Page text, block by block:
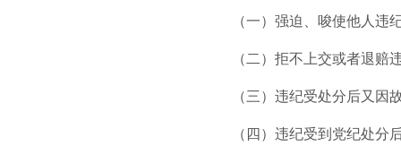
（一）强迫、唆使他人违
（二）拒不上交或者退赔
（三）违纪受处分后又因
（四）违纪受到党纪处分